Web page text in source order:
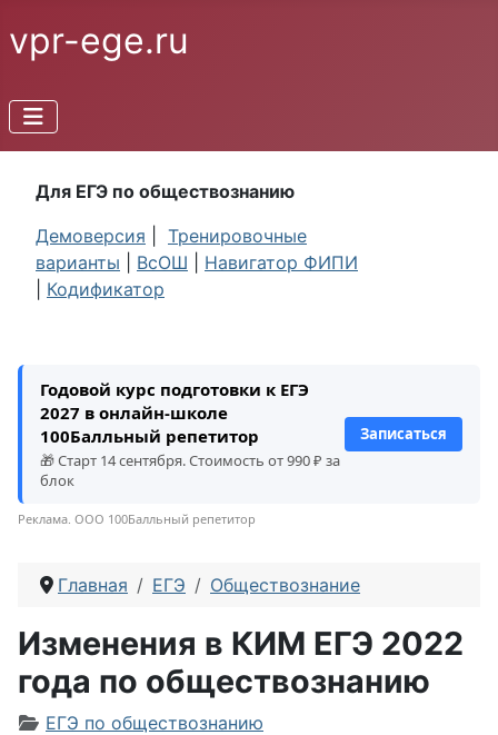
vpr-ege.ru
Для ЕГЭ по обществознанию
Демоверсия
Тренировочные
варианты
ВсОШ
Навигатор ФИПИ
Кодификатор
Годовой курс подготовки к ЕГЭ
2027 в онлайн-школе
100Балльный репетитор
🎁 Старт 14 сентября. Стоимость от 990 ₽ за
блок
Записаться
Реклама. ООО 100Балльный репетитор
Главная ЕГЭ Обществознание
Изменения в КИМ ЕГЭ 2022
года по обществознанию
Информация о материале
ЕГЭ по обществознанию